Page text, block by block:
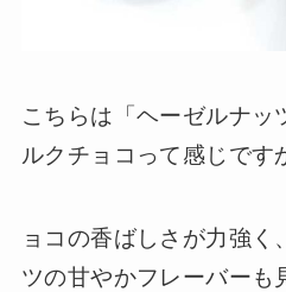
こちらは「ヘーゼルナッ
ルクチョコって感じです
ョコの香ばしさが力強く
ツの甘やかフレーバーも